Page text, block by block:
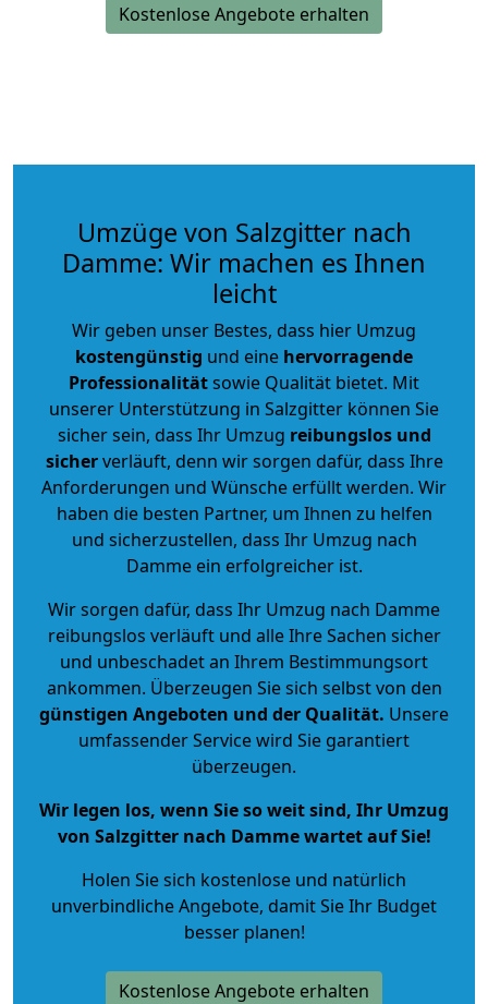
Kostenlose Angebote erhalten
Umzüge von Salzgitter nach
Damme: Wir machen es Ihnen
leicht
Wir geben unser Bestes, dass hier Umzug
kostengünstig und eine hervorragende
Professionalitätsowie Qualität bietet. Mit
unserer Unterstützung in Salzgitter können Sie
sicher sein, dass Ihr Umzug reibungslos und
sicherverläuft, denn wir sorgen dafür, dass Ihre
Anforderungen und Wünsche erfüllt werden. Wir
haben die besten Partner, um Ihnen zu helfen
und sicherzustellen, dass Ihr Umzug nach
Damme ein erfolgreicher ist.
Wir sorgen dafür, dass Ihr Umzug nach Damme
reibungslos verläuft und alle Ihre Sachen sicher
und unbeschadet an Ihrem Bestimmungsort
ankommen. Überzeugen Sie sich selbst von den
günstigen Angeboten und der Qualität. Unsere
umfassender Service wird Sie garantiert
überzeugen.
Wir legen los, wenn Sie so weit sind, Ihr Umzug
von Salzgitter nach Damme wartet auf Sie!
Holen Sie sich kostenlose und natürlich
unverbindliche Angebote, damit Sie Ihr Budget
besser planen!
Kostenlose Angebote erhalten